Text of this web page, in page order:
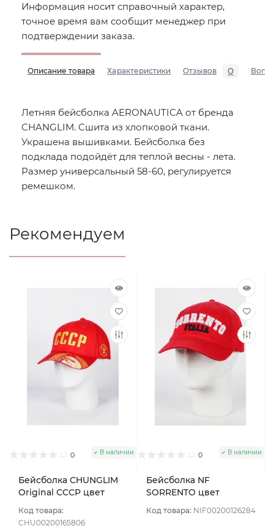
Информация носит справочный характер,
точное время вам сообщит менеджер при
подтверждении заказа.
Описание товара Характеристики Отзывов 0
Летняя бейсболка AERONAUTICA от бренда
CHANGLIM. Сшита из хлопковой ткани.
Украшена вышивками. Бейсболка без
подклада подойдёт для теплой весны - лета.
Размер универсальный 58-60, регулируется
ремешком.
Рекомендуем
0 В наличии
Бейсболка CHUNGLIM
Original СССР цвет
Код товара:
CHU00200165806
0 В наличии
Бейсболка NF
SORRENTO цвет
Код товара: NIF00200126284